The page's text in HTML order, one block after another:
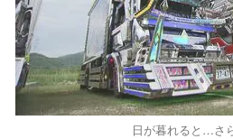
日が暮れると…さ